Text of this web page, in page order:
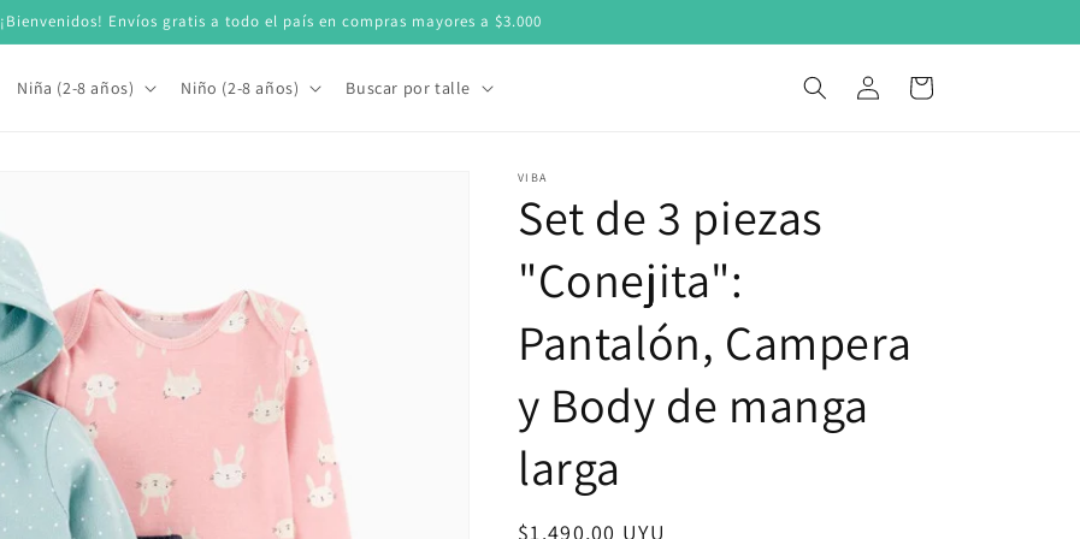
¡Bienvenidos! Envíos gratis a todo el país en compras mayores a $3.000
Niña (2-8 años) Niño (2-8 años) Buscar por talle
Iniciar
sesión
Carrito
VIBA
Set de 3 piezas
"Conejita":
Pantalón, Campera
y Body de manga
larga
Precio
$1.490,00 UYU